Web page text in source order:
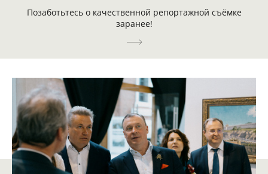
Позаботьтесь о качественной репортажной съёмке
заранее!